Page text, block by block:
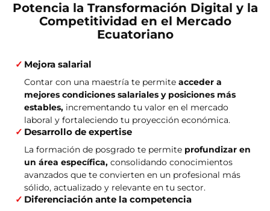
Potencia la Transformación Digital y la
Competitividad en el Mercado
Ecuatoriano
Mejora salarial
Contar con una maestría te permite acceder a
mejores condiciones salariales y posiciones más
estables, incrementando tu valor en el mercado
laboral y fortaleciendo tu proyección económica.
Desarrollo de expertise
La formación de posgrado te permite profundizar en
un área específica, consolidando conocimientos
avanzados que te convierten en un profesional más
sólido, actualizado y relevante en tu sector.
Diferenciación ante la competencia